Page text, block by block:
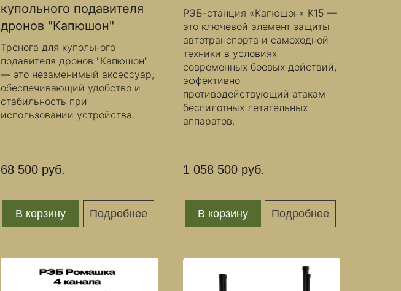
купольного подавителя
дронов "Капюшон"
Тренога для купольного
подавителя дронов "Капюшон"
— это незаменимый аксессуар,
обеспечивающий удобство и
стабильность при
использовании устройства.
68 500 руб.
В корзину Подробнее
РЭБ-станция «Капюшон» К15 —
это ключевой элемент защиты
автотранспорта и самоходной
техники в условиях
современных боевых действий,
эффективно
противодействующий атакам
беспилотных летательных
аппаратов.
1 058 500 руб.
В корзину Подробнее